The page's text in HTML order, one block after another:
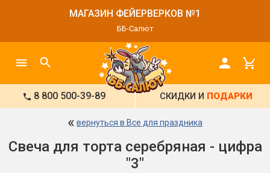
МАГАЗИН ФЕЙЕРВЕРКОВ №1
ББ-Салют
8 800 500-39-89 СКИДКИ И ПОДАРКИ
« вернуться в Все для праздника
Свеча для торта серебряная - цифра
"3"